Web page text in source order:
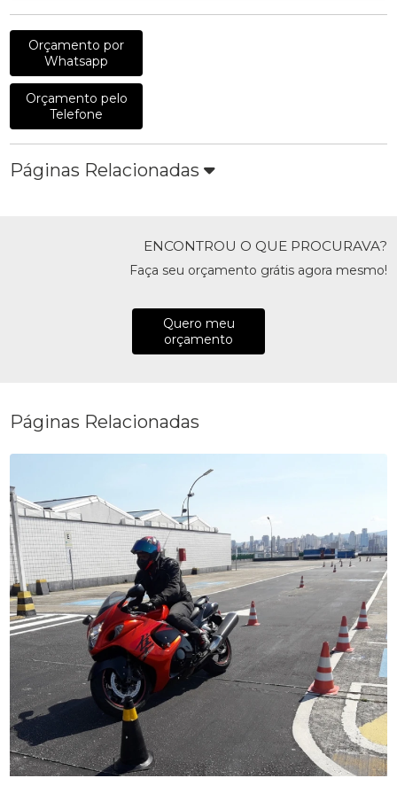
Orçamento por
Whatsapp
Orçamento pelo
Telefone
Páginas Relacionadas
ENCONTROU O QUE PROCURAVA?
Faça seu orçamento grátis agora mesmo!
Quero meu
orçamento
Páginas Relacionadas